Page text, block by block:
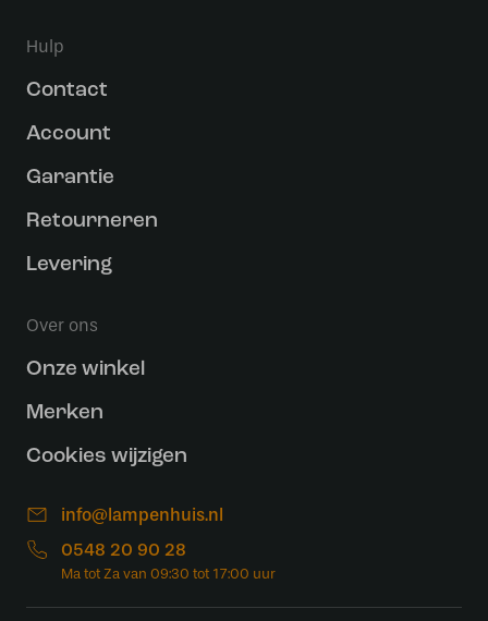
Hulp
Contact
Account
Garantie
Retourneren
Levering
Over ons
Onze winkel
Merken
Cookies wijzigen
info@lampenhuis.nl
0548 20 90 28